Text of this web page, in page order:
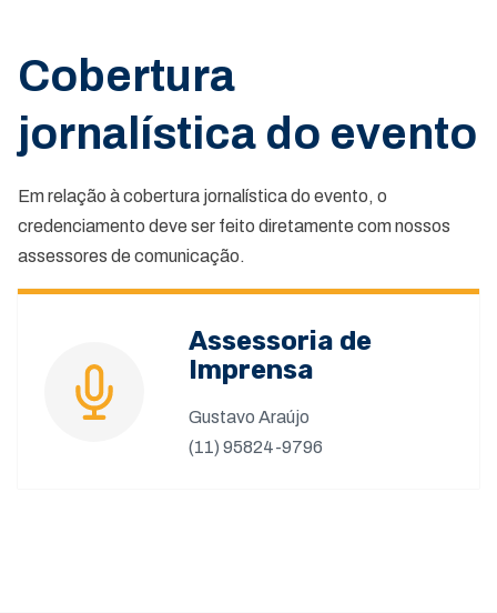
Cobertura
jornalística do evento
Em relação à cobertura jornalística do evento, o
credenciamento deve ser feito diretamente com nossos
assessores de comunicação.
Assessoria de
Imprensa
Gustavo Araújo
(11) 95824-9796